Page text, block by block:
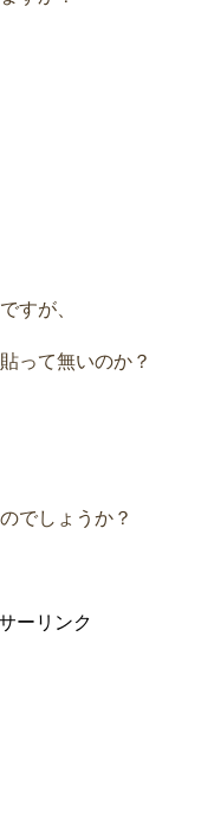
すが、
って無いのか？
でしょうか？
ーリンク